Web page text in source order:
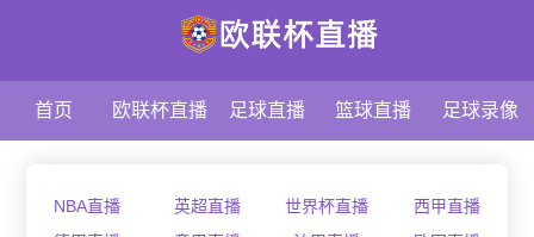
首页 欧联杯直播 足球直播 篮球直播 足球录像
NBA直播 英超直播 世界杯直播
西甲直播